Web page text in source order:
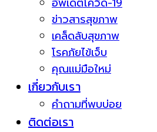
ข่าวสารสุขภาพ
เคล็ดลับสุขภาพ
โรคภัยไข้เจ็บ
คุณแม่มือใหม่
เกี่ยวกับเรา
คำถามที่พบบ่อย
ติดต่อเรา